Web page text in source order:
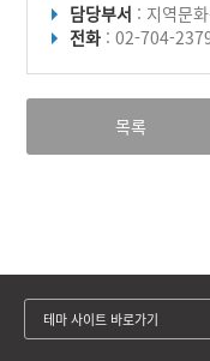
담당부서 : 지역문
전화 : 02-704-
목록
테마 사이트 바로가기